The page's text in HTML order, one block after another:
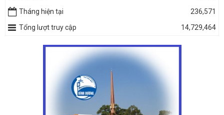
Tháng hiện tại
236,571
Tổng lượt truy cập
14,729,464